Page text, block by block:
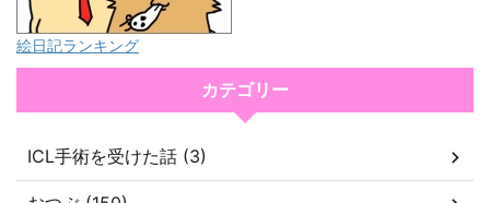
絵日記ランキング
カテゴリー
ICL手術を受けた話 (3)